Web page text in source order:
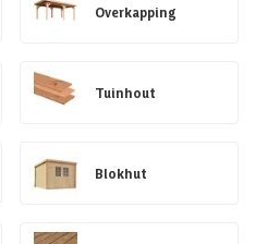
Overkapping
Tuinhout
Blokhut